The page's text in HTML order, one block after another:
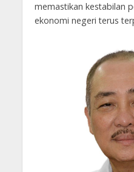
memastikan kestabilan
ekonomi negeri terus